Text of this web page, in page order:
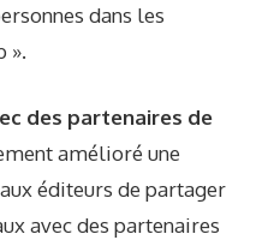
dans les
».
des partenaires de
amélioré une
éditeurs de partager
avec des partenaires